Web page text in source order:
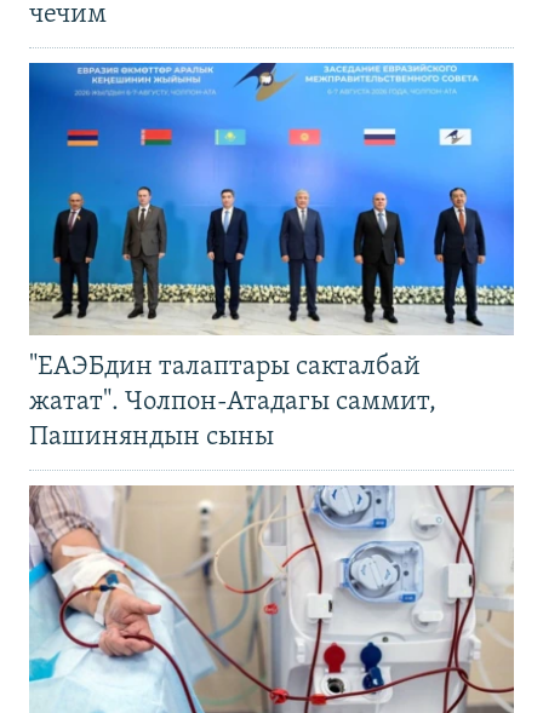
чечим
"ЕАЭБдин талаптары сакталбай
жатат". Чолпон-Атадагы саммит,
Пашиняндын сыны